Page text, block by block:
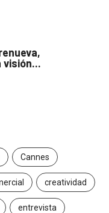
visión...
Cannes
creatividad
entrevista